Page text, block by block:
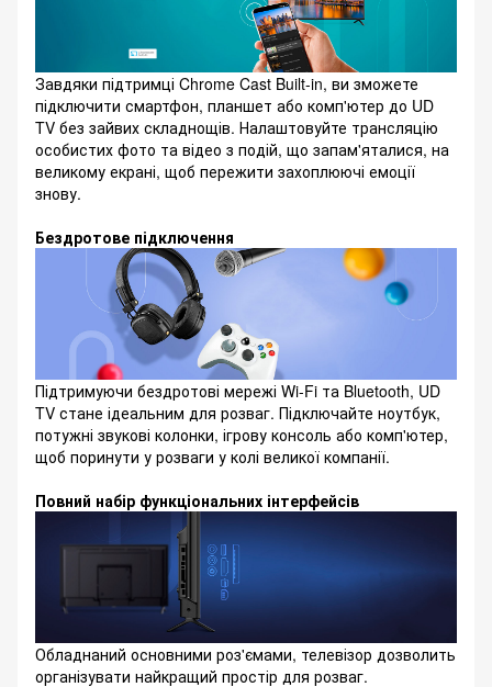
Завдяки підтримці Chrome Cast Built-in, ви зможете
підключити смартфон, планшет або комп'ютер до UD
TV без зайвих складнощів. Налаштовуйте трансляцію
особистих фото та відео з подій, що запам'яталися, на
великому екрані, щоб пережити захоплюючі емоції
знову.
Бездротове підключення
Підтримуючи бездротові мережі Wi-Fi та Bluetooth, UD
TV стане ідеальним для розваг. Підключайте ноутбук,
потужні звукові колонки, ігрову консоль або комп'ютер,
щоб поринути у розваги у колі великої компанії.
Повний набір функціональних інтерфейсів
Обладнаний основними роз'ємами, телевізор дозволить
організувати найкращий простір для розваг.